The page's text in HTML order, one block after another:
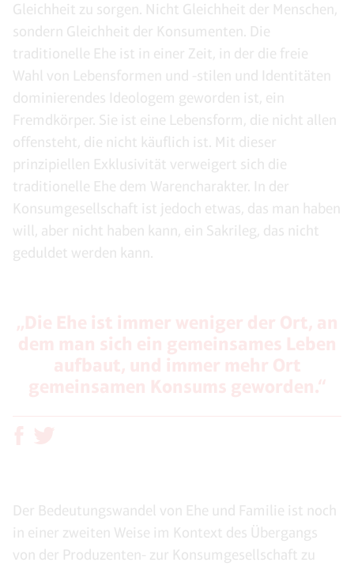
Gleichheit zu sorgen. Nicht Gleichheit der Menschen,
sondern Gleichheit der Konsumenten. Die
traditionelle Ehe ist in einer Zeit, in der die freie
Wahl von Lebensformen und -stilen und Identitäten
dominierendes Ideologem geworden ist, ein
Fremdkörper. Sie ist eine Lebensform, die nicht allen
offensteht, die nicht käuflich ist. Mit dieser
prinzipiellen Exklusivität verweigert sich die
traditionelle Ehe dem Warencharakter. In der
Konsumgesellschaft ist jedoch etwas, das man haben
will, aber nicht haben kann, ein Sakrileg, das nicht
geduldet werden kann.
Der Bedeutungswandel von Ehe und Familie ist noch
in einer zweiten Weise im Kontext des Übergangs
von der Produzenten- zur Konsumgesellschaft zu